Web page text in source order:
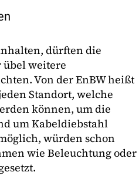
dürften die
weitere
Von der EnBW heißt
Standort, welche
können, um die
um Kabeldiebstahl
würden schon
wie Beleuchtung oder